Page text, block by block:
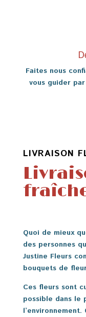
Faites nous
vous guider
LIVRAISON
Quoi de mieux
des personnes
Justine Fleurs
bouquets de
Ces fleurs sont
possible dans le